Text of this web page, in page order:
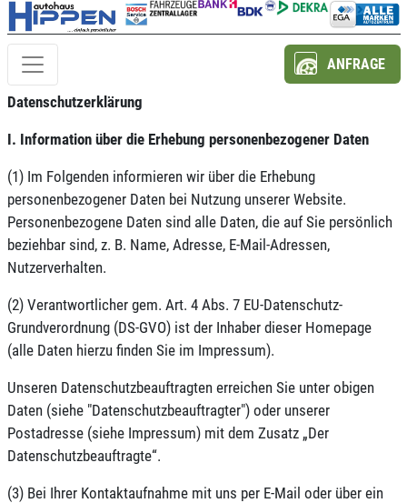
ANFRAGE
Datenschutzerklärung
I. Information über die Erhebung personenbezogener Daten
(1) Im Folgenden informieren wir über die Erhebung
personenbezogener Daten bei Nutzung unserer Website.
Personenbezogene Daten sind alle Daten, die auf Sie persönlich
beziehbar sind, z. B. Name, Adresse, E-Mail-Adressen,
Nutzerverhalten.
(2) Verantwortlicher gem. Art. 4 Abs. 7 EU-Datenschutz-
Grundverordnung (DS-GVO) ist der Inhaber dieser Homepage
(alle Daten hierzu finden Sie im Impressum).
Unseren Datenschutzbeauftragten erreichen Sie unter obigen
Daten (siehe "Datenschutzbeauftragter") oder unserer
Postadresse (siehe Impressum) mit dem Zusatz „Der
Datenschutzbeauftragte“.
(3) Bei Ihrer Kontaktaufnahme mit uns per E-Mail oder über ein